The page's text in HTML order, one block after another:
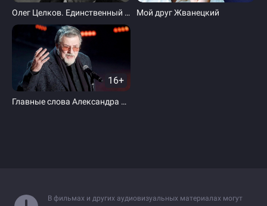
Олег Целков. Единственный из многих Мой друг Жванецкий
16+
Главные слова Александра Ширвиндта
В фильмах и других аудиовизуальных материалах могут